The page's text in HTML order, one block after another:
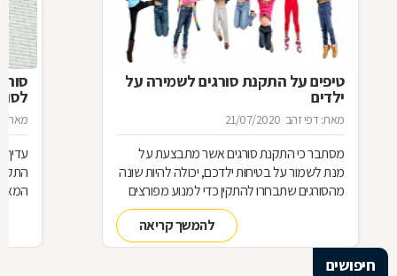
טיפים על התקנת סורגים לשמירה על
ילדים
מאת: דפי זהב 21/07/2020
מסתבר כי התקנת סורגים אשר מתבצעת על
מנת לשמור על בטיחות ילדכם, יכולה להיות שונה
מהסורגים שתבחרו להתקין כדי למנוע מפורצים
להיכנס לביתכם. אילו סורגים מתאימים לשמירה
על בטיחות ילדכם? מדוע חשוב להקפיד על
סורגים מגולוונים? כיצד ניתן למנוע היווצרות חלודה
על הסורגים? כל הטיפים לפניכם
להמשך קריאה
מאת:
חיפושים